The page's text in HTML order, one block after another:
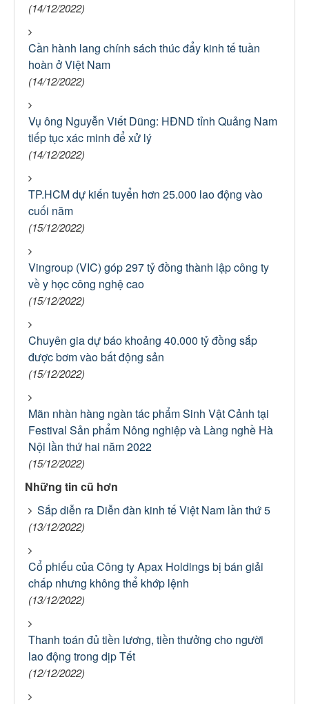
(14/12/2022)
Cần hành lang chính sách thúc đẩy kinh tế tuần
hoàn ở Việt Nam
(14/12/2022)
Vụ ông Nguyễn Viết Dũng: HĐND tỉnh Quảng Nam
tiếp tục xác minh để xử lý
(14/12/2022)
TP.HCM dự kiến tuyển hơn 25.000 lao động vào
cuối năm
(15/12/2022)
Vingroup (VIC) góp 297 tỷ đồng thành lập công ty
về y học công nghệ cao
(15/12/2022)
Chuyên gia dự báo khoảng 40.000 tỷ đồng sắp
được bơm vào bất động sản
(15/12/2022)
Mãn nhàn hàng ngàn tác phẩm Sinh Vật Cảnh tại
Festival Sản phẩm Nông nghiệp và Làng nghề Hà
Nội lần thứ hai năm 2022
(15/12/2022)
Những tin cũ hơn
Sắp diễn ra Diễn đàn kinh tế Việt Nam lần thứ 5
(13/12/2022)
Cổ phiếu của Công ty Apax Holdings bị bán giải
chấp nhưng không thể khớp lệnh
(13/12/2022)
Thanh toán đủ tiền lương, tiền thưởng cho người
lao động trong dịp Tết
(12/12/2022)